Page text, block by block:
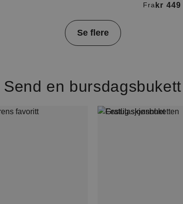
Fra kr 449
Se flere
Send en bursdagsbukett